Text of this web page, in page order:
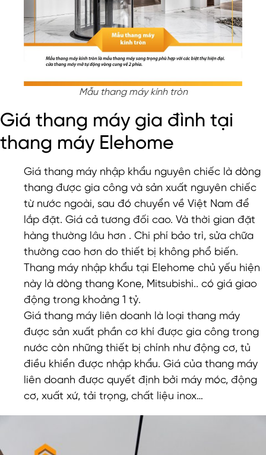
Mẫu thang máy kính tròn
Giá thang máy gia đình tại
thang máy Elehome
Giá thang máy nhập khẩu nguyên chiếc là dòng
thang được gia công và sản xuất nguyên chiếc
từ nước ngoài, sau đó chuyển về Việt Nam để
lắp đặt. Giá cả tương đối cao. Và thời gian đặt
hàng thường lâu hơn . Chi phí bảo trì, sửa chữa
thường cao hơn do thiết bị không phổ biến.
Thang máy nhập khẩu tại Elehome chủ yếu hiện
này là dòng thang Kone, Mitsubishi.. có giá giao
động trong khoảng 1 tỷ.
Giá thang máy liên doanh là loại thang máy
được sản xuất phần cơ khí được gia công trong
nước còn những thiết bị chính như động cơ, tủ
điều khiển được nhập khẩu. Giá của thang máy
liên doanh được quyết định bởi máy móc, động
cơ, xuất xứ, tải trọng, chất liệu inox…